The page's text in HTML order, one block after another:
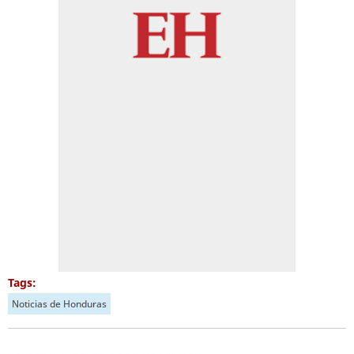
Tags:
Noticias de Honduras